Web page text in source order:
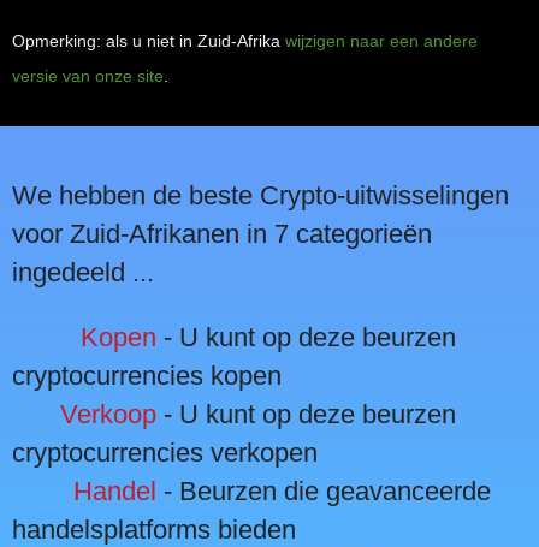
Opmerking: als u niet in Zuid-Afrika wijzigen naar een andere
versie van onze site
We hebben de beste Crypto-uitwisselingen
voor Zuid-Afrikanen in 7 categorieën
ingedeeld ...
Kopen - U kunt op deze beurzen
cryptocurrencies kopen
Verkoop - U kunt op deze beurzen
cryptocurrencies verkopen
Handel - Beurzen die geavanceerde
handelsplatforms bieden